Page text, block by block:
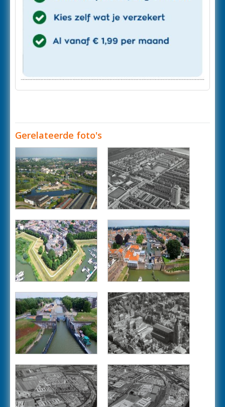
Gerelateerde foto's